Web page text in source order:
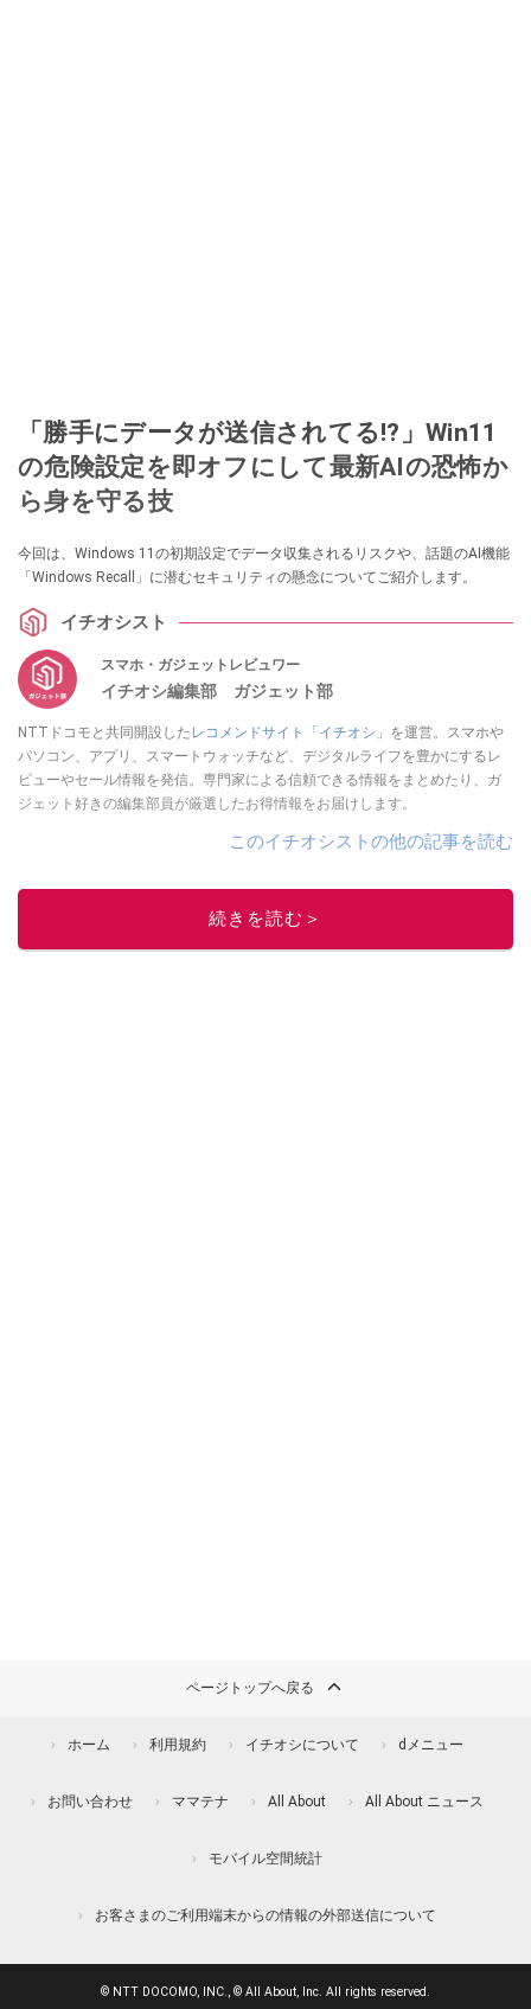
「勝手にデータが送信されてる!?」Win11
の危険設定を即オフにして最新AIの恐怖か
ら身を守る技
今回は、Windows 11の初期設定でデータ収集されるリスクや、話題のAI機能
「Windows Recall」に潜むセキュリティの懸念についてご紹介します。
イチオシスト
スマホ・ガジェットレビュワー
イチオシ編集部 ガジェット部
NTTドコモと共同開設した レコメンドサイト「イチオシ」 を運営。スマホや
パソコン、アプリ、スマートウォッチなど、デジタルライフを豊かにするレ
ビューやセール情報を発信。専門家による信頼できる情報をまとめたり、ガ
ジェット好きの編集部員が厳選したお得情報をお届けします。
このイチオシストの他の記事を読む
続きを読む＞
ページトップへ戻る
ホーム 利用規約 イチオシについて dメニュー
お問い合わせ ママテナ All About All About ニュース
モバイル空間統計
お客さまのご利用端末からの情報の外部送信について
© NTT DOCOMO, INC., © All About, Inc. All rights reserved.